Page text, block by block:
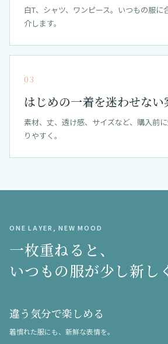
白T、シャツ、ワンピース。いつもの服に
介します。
03
はじめの一着を迷わせない
素材、丈、透け感、サイズなど、購入前
りやすく。
ONE LAYER, NEW MOOD
一枚重ねると、
いつもの服が少し新し
違う気分で楽しめる
着慣れた服にも、新鮮な表情を。